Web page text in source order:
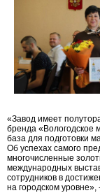
«Завод имеет
бренда «Вологодское
база для подготовки
Об успехах самого
многочисленные
международных
сотрудников в
на городском